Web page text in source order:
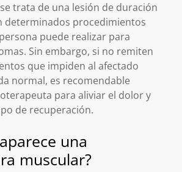
trata de una lesión de duración
determinados procedimientos
puede realizar para
Sin embargo, si no remiten
que impiden al afectado
normal, es recomendable
para aliviar el dolor y
de recuperación.
una
muscular?